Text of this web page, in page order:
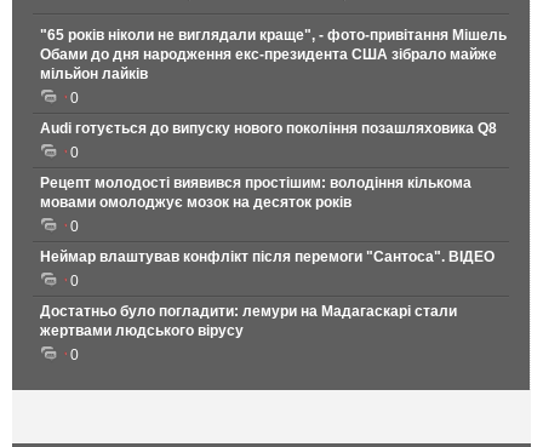
"65 років ніколи не виглядали краще", - фото-привітання Мішель
Обами до дня народження екс-президента США зібрало майже
мільйон лайків
0
Audi готується до випуску нового покоління позашляховика Q8
0
Рецепт молодості виявився простішим: володіння кількома
мовами омолоджує мозок на десяток років
0
Неймар влаштував конфлікт після перемоги "Сантоса". ВІДЕО
0
Достатньо було погладити: лемури на Мадагаскарі стали
жертвами людського вірусу
0